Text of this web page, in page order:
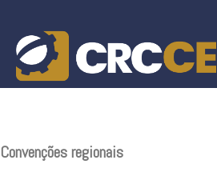
content
Convenções regionais